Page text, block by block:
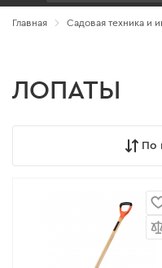
Главная Садовая техника и
ЛОПАТЫ
По